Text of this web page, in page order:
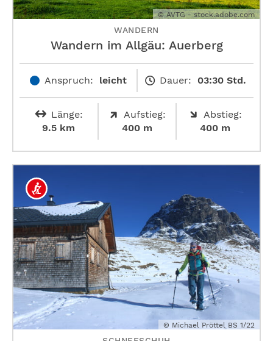
© AVTG - stock.adobe.com
WANDERN
Wandern im Allgäu: Auerberg
Anspruch: leicht Dauer: 03:30 Std.
Länge:
9.5 km
Aufstieg:
400 m
Abstieg:
400 m
© Michael Pröttel BS 1/22